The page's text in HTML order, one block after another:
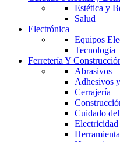
Estética y
Salud
Electrónica
Equipos
Tecnologia
Ferretería Y
Abrasivos
Adhesivos
Cerrajería
Cuidado
Electricidad